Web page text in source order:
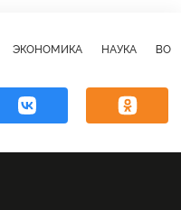
ЭКОНОМИКА НАУКА